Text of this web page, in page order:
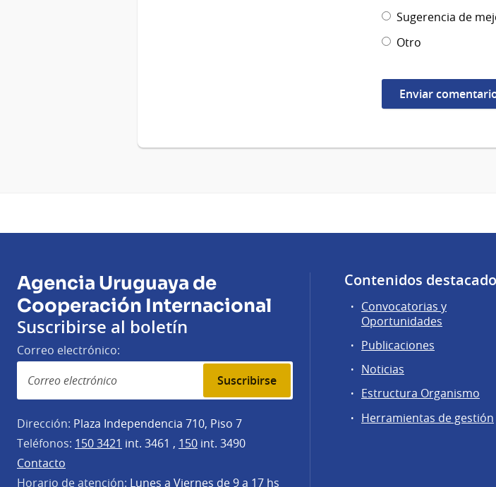
Sugerencia de
Otro
Agencia Uruguaya de
Cooperación Internacional
Suscribirse al boletín
Correo electrónico:
Suscribirse
Dirección: Plaza Independencia 710, Piso 7
Teléfonos: 150 3421 int. 3461 , 150 int. 3490
Contacto
Horario de atención: Lunes a Viernes de 9 a 17 hs
Contenidos
Convocatorias y
Oportunidades
Publicaciones
Noticias
Estructura Organismo
Herramientas de gestión